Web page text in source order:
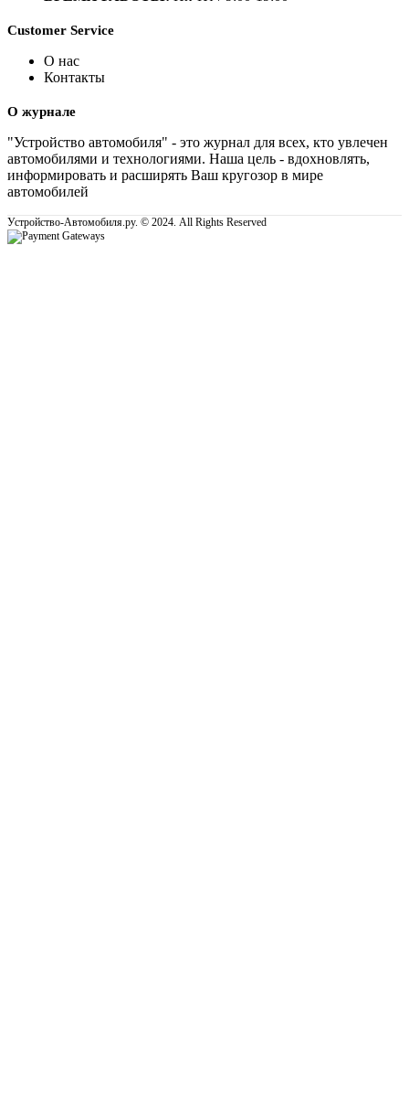
Customer Service
О нас
Контакты
О журнале
"Устройство автомобиля" - это журнал для всех, кто увлечен
автомобилями и технологиями. Наша цель - вдохновлять,
информировать и расширять Ваш кругозор в мире
автомобилей
Устройство-Автомобиля.ру. © 2024. All Rights Reserved